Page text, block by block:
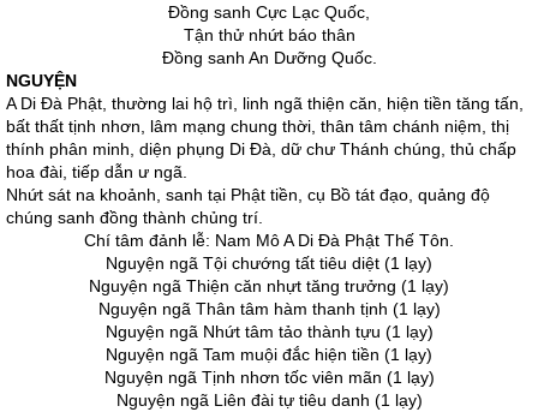
Đồng sanh Cực Lạc Quốc,
Tận thử nhứt báo thân
Đồng sanh An Dưỡng Quốc.
NGUYỆN
A Di Đà Phật, thường lai hộ trì, linh ngã thiện căn, hiện tiền tăng tấn,
bất thất tịnh nhơn, lâm mạng chung thời, thân tâm chánh niệm, thị
thính phân minh, diện phụng Di Đà, dữ chư Thánh chúng, thủ chấp
hoa đài, tiếp dẫn ư ngã.
Nhứt sát na khoảnh, sanh tại Phật tiền, cụ Bồ tát đạo, quảng độ
chúng sanh đồng thành chủng trí.
Chí tâm đảnh lễ: Nam Mô A Di Đà Phật Thế Tôn.
Nguyện ngã Tội chướng tất tiêu diệt (1 lạy)
Nguyện ngã Thiện căn nhựt tăng trưởng (1 lạy)
Nguyện ngã Thân tâm hàm thanh tịnh (1 lạy)
Nguyện ngã Nhứt tâm tảo thành tựu (1 lạy)
Nguyện ngã Tam muội đắc hiện tiền (1 lạy)
Nguyện ngã Tịnh nhơn tốc viên mãn (1 lạy)
Nguyện ngã Liên đài tự tiêu danh (1 lạy)